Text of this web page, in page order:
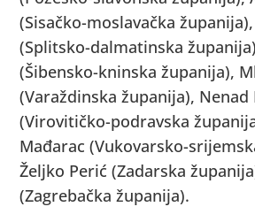
(Sisačko-moslavačka
(Splitsko-dalmatinska
(Šibensko-kninska županija),
(Varaždinska županija), Nenad
(Virovitičko-podravska
Mađarac (Vukovarsko-
Željko Perić (Zadarska
(Zagrebačka županija).